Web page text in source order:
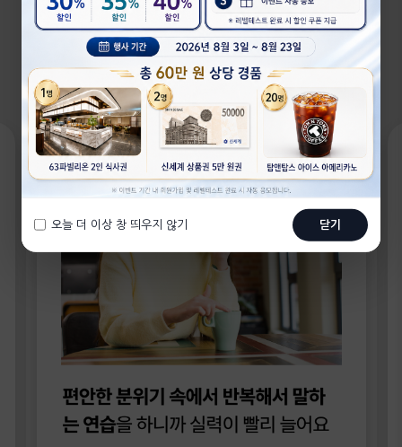
수준 높은 영어 수업을 제공합니다.
오늘 더 이상 창 띄우지 않기 닫기